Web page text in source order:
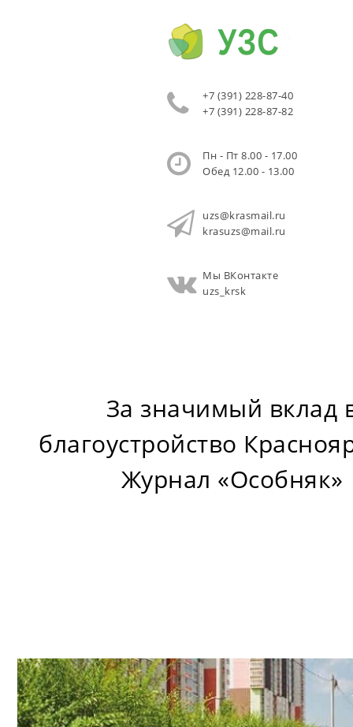
+7 (391) 228-87-40
+7 (391) 228-87-82
Пн - Пт 8.00 - 17.00
Обед 12.00 - 13.00
uzs@krasmail.ru
krasuzs@mail.ru
Мы ВКонтакте
uzs_krsk
За значимый вклад
благоустройство
Журнал «Особняк»